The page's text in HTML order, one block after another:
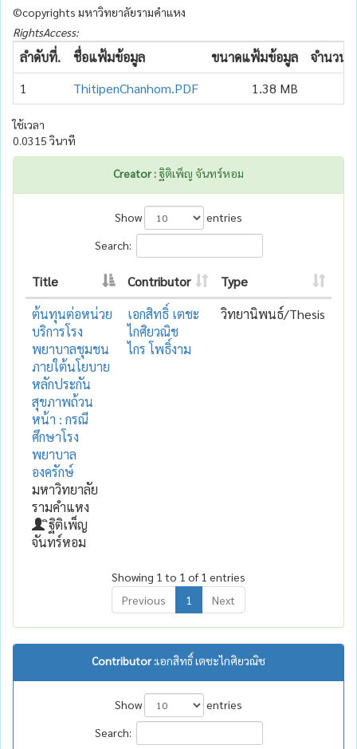
©copyrights มหาวิทยาลัยรามคำแหง
RightsAccess:
ลำดับที่. ชื่อแฟ้มข้อมูล ขนาดแฟ้มข้อมูล
จำนวนเ
1
ThitipenChanhom.PDF 1.38 MB
ใช้เวลา
0.0315 วินาที
Creator : ฐิติเพ็ญ จันทร์หอม
Show
entries
Search:
Title Contributor
Type
ต้นทุนต่อหน่วย
บริการโรง
พยาบาลชุมชน
ภายใต้นโยบาย
หลักประกัน
สุขภาพถ้วน
หน้า : กรณี
ศึกษาโรง
พยาบาล
องครักษ์
มหาวิทยาลัย
รามคำแหง
ิฐิติเพ็ญ
จันทร์หอม
เอกสิทธิ์ เตชะ
ไกศิยวณิช
ไกร โพธิ์งาม
วิทยานิพนธ์/Thesis
Showing 1 to 1 of 1 entries
Previous
1 Next
Contributor :เอกสิทธิ์ เตชะไกศิยวณิช
Show
entries
Search: